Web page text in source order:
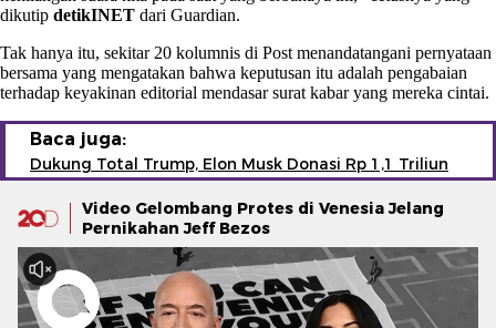
dikutip detikINET dari Guardian.
Tak hanya itu, sekitar 20 kolumnis di Post menandatangani pernyataan
bersama yang mengatakan bahwa keputusan itu adalah pengabaian
terhadap keyakinan editorial mendasar surat kabar yang mereka cintai.
Baca juga:
Dukung Total Trump, Elon Musk Donasi Rp 1,1 Triliun
Video Gelombang Protes di Venesia Jelang
Pernikahan Jeff Bezos